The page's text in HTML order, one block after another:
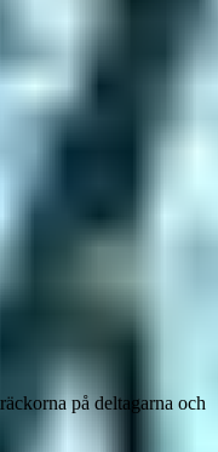
på deltagarna och